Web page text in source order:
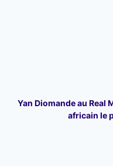
Yan Diomande au Real
africain le